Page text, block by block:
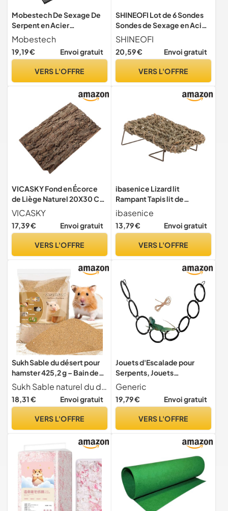
Mobestech De Sexage De
Serpent en Acier
Inoxydable, Lot De 6
Pièces, Différentes Tailles,
Détection Précise, pour
Reptiles, Usage Vétérinaire
Mobestech
19,19 € Envoi gratuit
VERS L'OFFRE
SHINEOFI Lot de 6 Sondes
Sondes de Sexage en Acier
Inoxydable pour Reptiles
Kit Portable de Détection
du Genre de Serpent
Adaptées à Corn Snakes et
SHINEOFI
20,59 € Envoi gratuit
VERS L'OFFRE
VICASKY Fond en Écorce
de Liège Naturel 20X30 CM
pour Terrarium Reptiles
Décoration D’Habitat
Surface D’Escalade
Tortues et Lézards
VICASKY
17,39 € Envoi gratuit
VERS L'OFFRE
ibasenice Lizard lit
Rampant Tapis lit de
Perruche hamac pour lézard
Fournitures de Reptiles
Tapis d'herbe de Reptile
Paille
ibasenice
13,79 € Envoi gratuit
VERS L'OFFRE
Sukh Sable du désert pour
hamster 425,2 g – Bain de
sable fin pour reptile,
ermite, crabe, hamster,
chinchilla, gerbille, tortue
pour repti, hamster,
Sukh Sable naturel du d sert le sable du d sert est l'une des fournitures n cessaires pour hamster, et un type commun de sable utilis dans les bains de sable pour hamster et galement le sable tout usage. C'est un sable fin naturel et absorbant qui peut aider enlever l'exc s de graisse et de poussi re de la fourrure du hamster, enlever la salet et les odeurs du corps, et garder le petit animal sec et propre.
18,31 € Envoi gratuit
VERS L'OFFRE
Jouets d'Escalade pour
Serpents, Jouets
D'escalade Pour Reptiles,
Fournitures pour Animaux
de Compagnie pour Cage,
Salle d'Observation à la
Generic
19,79 € Envoi gratuit
VERS L'OFFRE